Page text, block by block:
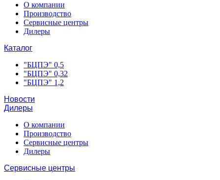
О компании
Производство
Сервисные центры
Дилеры
Каталог
"БЦПЭ" 0,5
"БЦПЭ" 0,32
"БЦПЭ" 1,2
Новости
Дилеры
О компании
Производство
Сервисные центры
Дилеры
Сервисные центры